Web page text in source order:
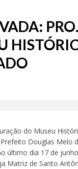
do Museu
Douglas Melo
último dia 17 de
Matriz de Santo